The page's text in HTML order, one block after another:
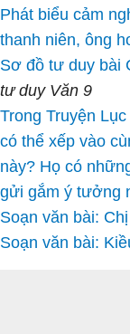
Phát biểu cảm
thanh niên, ông
Sơ đồ tư duy bài
tư duy Văn 9
Trong Truyện
có thể xếp vào
này? Họ có
gửi gắm ý tưởng
Soạn văn bài:
Soạn văn bài: